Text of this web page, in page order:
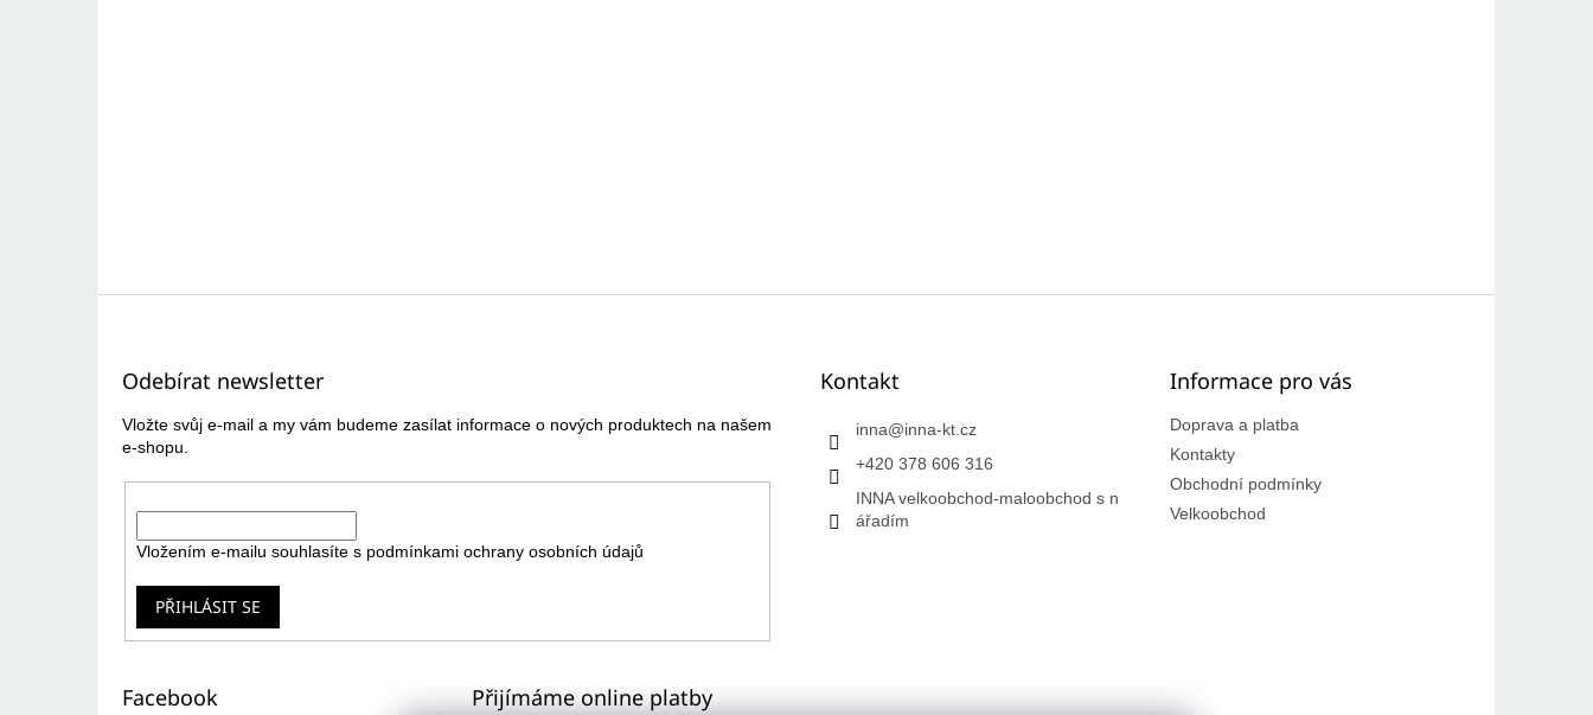
Odebírat newsletter
Vložte svůj e-mail a my vám budeme zasílat informace o nových produktech na našem
e-shopu.
Vložením e-mailu souhlasíte s podmínkami ochrany osobních údajů
PŘIHLÁSIT SE
Kontakt
inna@inna-kt.cz
+420 378 606 316
INNA velkoobchod-maloobchod s n
ářadím
Informace pro vás
Doprava a platba
Kontakty
Obchodní podmínky
Velkoobchod
Facebook Přijímáme online platby